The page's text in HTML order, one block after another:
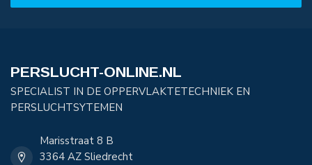
PERSLUCHT-ONLINE.NL
SPECIALIST IN DE OPPERVLAKTETECHNIEK EN
PERSLUCHTSYTEMEN
Marisstraat 8 B
3364 AZ Sliedrecht